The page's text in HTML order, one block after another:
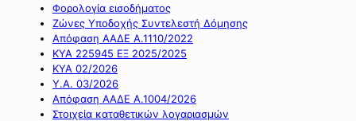
Φορολογία εισοδήματος
Ζώνες Υποδοχής Συντελεστή Δόμησης
Απόφαση ΑΑΔΕ Α.1110/2022
ΚΥΑ 225945 ΕΞ 2025/2025
ΚΥΑ 02/2026
Υ.Α. 03/2026
Απόφαση ΑΑΔΕ Α.1004/2026
Στοιχεία καταθετικών λογαριασμών